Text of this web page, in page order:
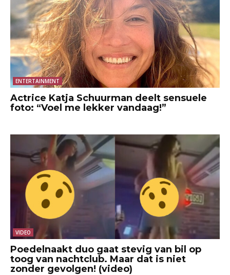
ENTERTAINMENT
Actrice Katja Schuurman deelt sensuele
foto: “Voel me lekker vandaag!”
VIDEO
Poedelnaakt duo gaat stevig van bil op
toog van nachtclub. Maar dat is niet
zonder gevolgen! (video)